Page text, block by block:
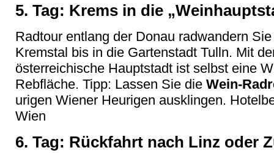
5. Tag: Krems in die
Radtour entlang der Donau radwandern
Kremstal bis in die Gartenstadt Tulln. Mit
österreichische Hauptstadt ist selbst eine
Rebfläche. Tipp: Lassen Sie die Wein-
urigen Wiener Heurigen ausklingen.
Wien
6. Tag: Rückfahrt nach Linz oder